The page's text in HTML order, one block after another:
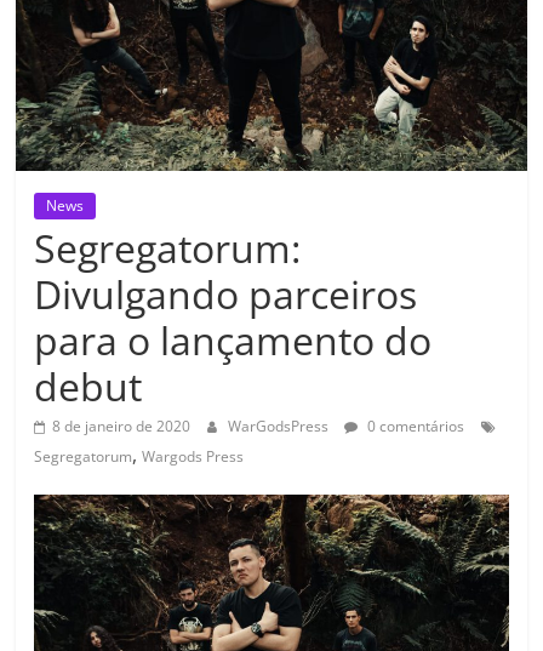
News
Segregatorum:
Divulgando parceiros
para o lançamento do
debut
8 de janeiro de 2020 WarGodsPress
0 comentários
Segregatorum,Wargods Press